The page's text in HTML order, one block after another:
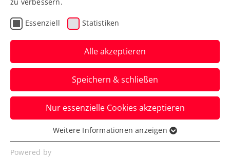
Turniere
Burgenland Juniors:
Szerencsits und Tagger
unterliegen erst in den
Finals
Die internationale Tennisjugend der
Unter-18-Jährigen war beim ITF-J60-
Turnier in Oberpullendorf zu Gast.
Essenziell Statistiken
Alle akzeptieren
Speichern & schließen
Nur essenzielle Cookies akzeptieren
Essenziell
Essenzielle Cookies werden für grundlegende
Weitere Informationen anzeigen
Powered by